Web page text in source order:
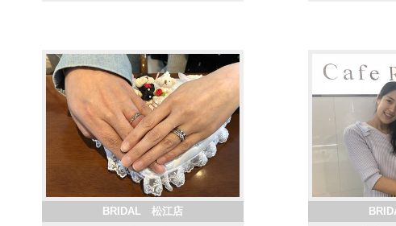
BRIDAL 松江店